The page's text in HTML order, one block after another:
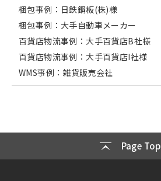
梱包事例：日鉄鋼板(株)様
梱包事例：大手自動車メーカー
百貨店物流事例：大手百貨店B社様
百貨店物流事例：大手百貨店I社様
WMS事例：雑貨販売会社
Page Top